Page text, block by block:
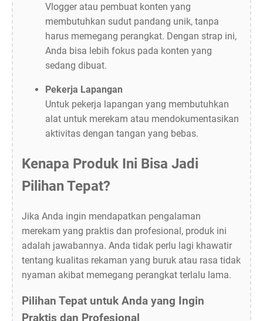
Vlogger atau pembuat konten yang
membutuhkan sudut pandang unik, tanpa
harus memegang perangkat. Dengan strap ini,
Anda bisa lebih fokus pada konten yang
sedang dibuat.
Pekerja Lapangan
Untuk pekerja lapangan yang membutuhkan
alat untuk merekam atau mendokumentasikan
aktivitas dengan tangan yang bebas.
Kenapa Produk Ini Bisa Jadi
Pilihan Tepat?
Jika Anda ingin mendapatkan pengalaman
merekam yang praktis dan profesional, produk ini
adalah jawabannya. Anda tidak perlu lagi khawatir
tentang kualitas rekaman yang buruk atau rasa tidak
nyaman akibat memegang perangkat terlalu lama.
Pilihan Tepat untuk Anda yang Ingin
Praktis dan Profesional